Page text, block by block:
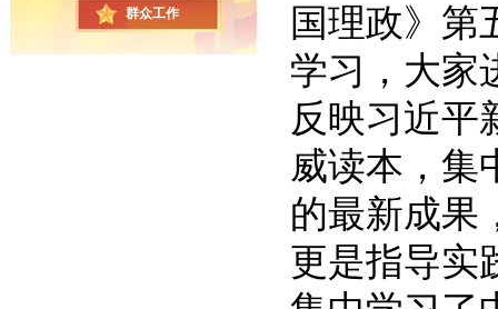
群众工作
国理政》第
学习，大家
反映习近平
威读本，集
的最新成果
更是指导实